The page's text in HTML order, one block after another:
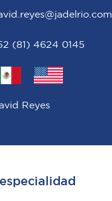
(81) 4624 0145
Reyes